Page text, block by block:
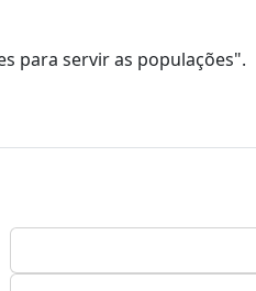
para servir as populações".